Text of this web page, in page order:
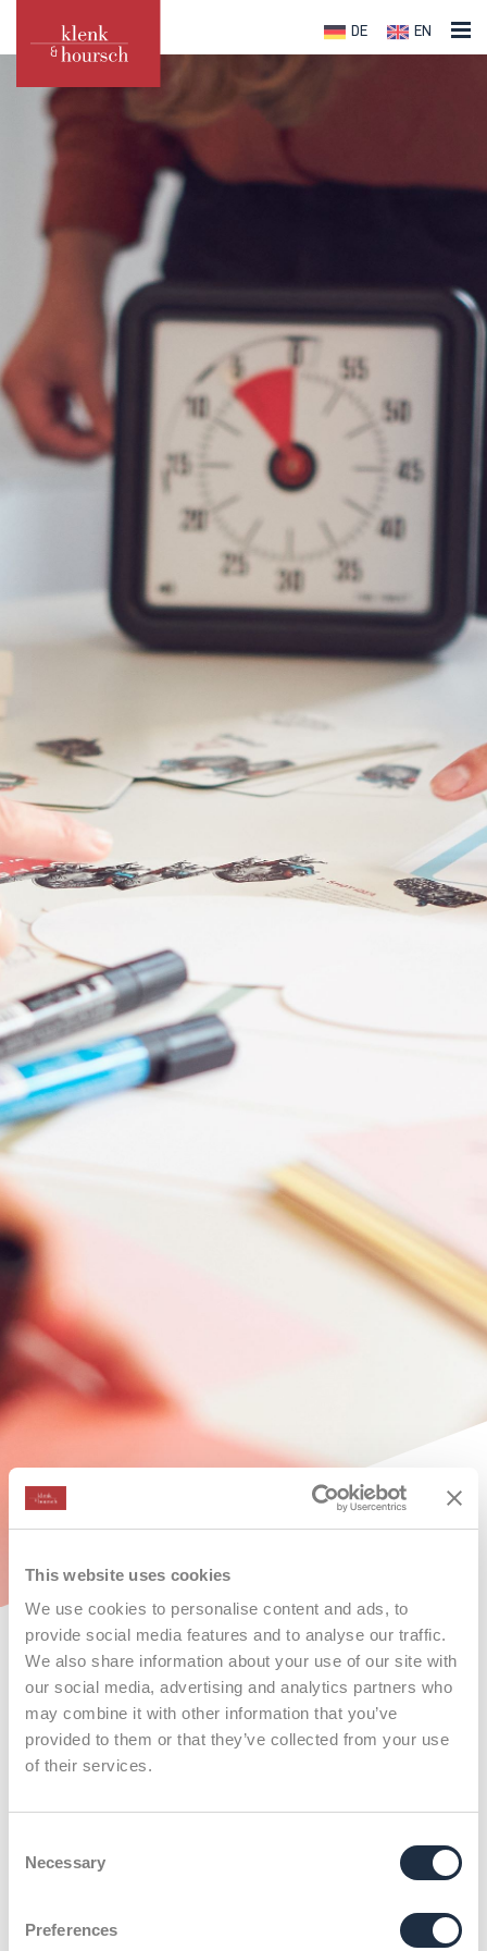
This website uses cookies
We use cookies to personalise content and ads, to
provide social media features and to analyse our traffic.
We also share information about your use of our site with
our social media, advertising and analytics partners who
may combine it with other information that you’ve
provided to them or that they’ve collected from your use
of their services.
Selection
Necessary
Preferences
DE EN
Klenk & Hoursch
X